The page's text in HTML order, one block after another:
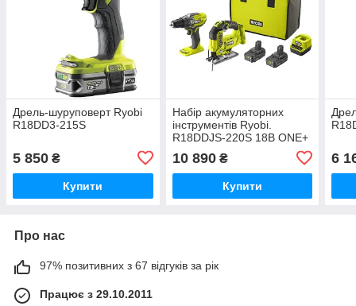
Дрель-шуруповерт Ryobi
R18DD3-215S
5 850 ₴
Купити
Набір акумуляторних
інструментів Ryobi.
R18DDJS-220S 18B ONE+
(R18JS, R18DD3, зарядне
та 2 акб 2Аг, в сумці)
10 890₴
Купити
6
Про нас
97% позитивних з 67 відгуків за рік
Працює з 29.10.2011